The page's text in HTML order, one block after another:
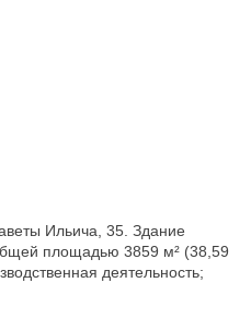
Ильича, 35. Здание
площадью 3859 м² (38,59
деятельность;